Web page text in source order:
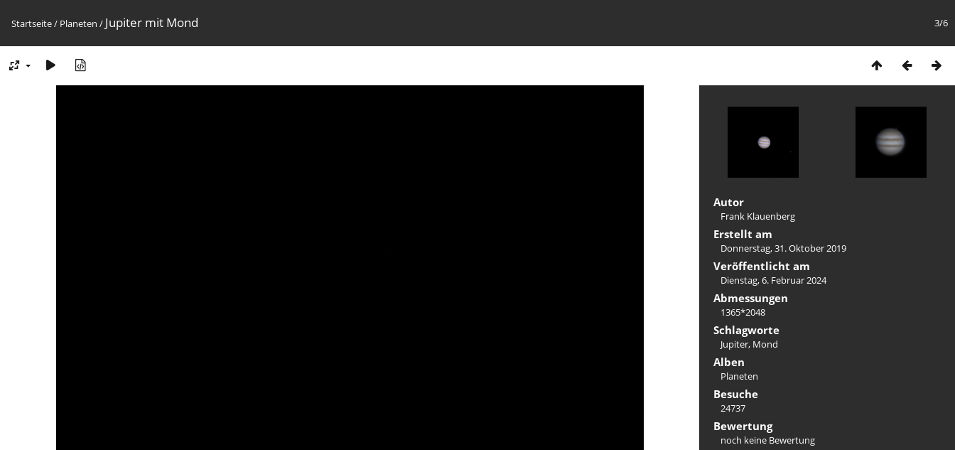
3/6
Startseite/ Planeten / Jupiter mit Mond
Autor
Frank Klauenberg
Erstellt am
Donnerstag, 31. Oktober 2019
Veröffentlicht am
Dienstag, 6. Februar 2024
Abmessungen
1365*2048
Schlagworte
Jupiter, Mond
Alben
Planeten
Besuche
24737
Bewertung
noch keine Bewertung